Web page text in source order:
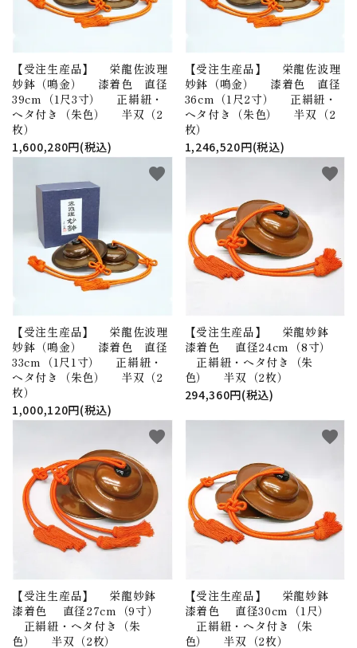
【受注生産品】 栄龍佐波理
妙鉢（鳴金） 漆着色 直径
39cm（1尺3寸） 正絹紐・
ヘタ付き（朱色） 半双（2
枚）
1,600,280円(税込)
【受注生産品】 栄龍佐波理
妙鉢（鳴金） 漆着色 直径
36cm（1尺2寸） 正絹紐・
ヘタ付き（朱色） 半双（2
枚）
1,246,520円(税込)
【受注生産品】 栄龍佐波理
妙鉢（鳴金） 漆着色 直径
33cm（1尺1寸） 正絹紐・
ヘタ付き（朱色） 半双（2
枚）
1,000,120円(税込)
favorite
【受注生産品】 栄龍妙鉢
漆着色 直径24cm（8寸）
正絹紐・ヘタ付き（朱
色） 半双（2枚）
294,360円(税込)
favorite
【受注生産品】 栄龍妙鉢
漆着色 直径27cm（9寸）
正絹紐・ヘタ付き（朱
色） 半双（2枚）
favorite
【受注生産品】 栄龍妙鉢
漆着色 直径30cm（1尺）
正絹紐・ヘタ付き（朱
色） 半双（2枚）
favorite